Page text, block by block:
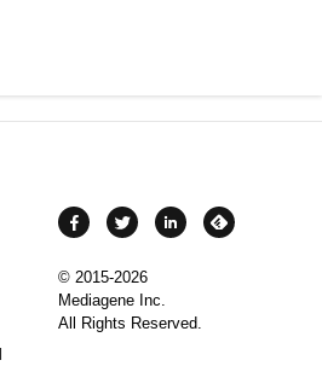
© 2015-2026
Mediagene Inc.
All Rights Reserved.